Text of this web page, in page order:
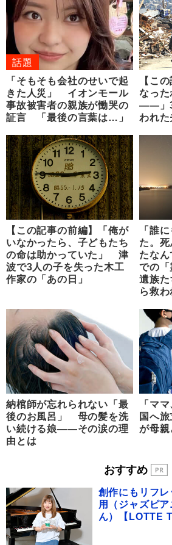
話題
「そもそも会社のせいで起
きた人災」 イオンモール
事故被害者の親族が慟哭の
証言 「最後の言葉は…」
【こ
なった
――」3
われた
【この記事の前編】「俺が
いなかったら、子どもたち
の命は助かっていた」 津
波で3人の子を失った木工
作家の「あの日」
「誰
た。死
たな
での「
遺族
ら救わ
納棺師が忘れられない「最
後のお風呂」 母の髪を洗
い続ける娘――その涙の理
由とは
「マ
国へ
が母
おすすめ
創作にもリフ
用（ジャズピ
ん）【LOTTE